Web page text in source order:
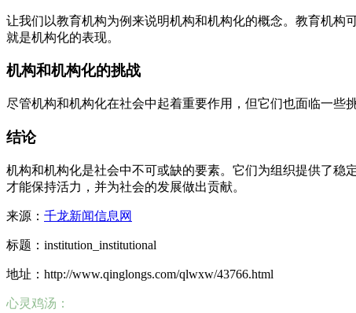
让我们以教育机构为例来说明机构和机构化的概念。教育机
就是机构化的表现。
机构和机构化的挑战
尽管机构和机构化在社会中起着重要作用，但它们也面临一些
结论
机构和机构化是社会中不可或缺的要素。它们为组织提供了稳
才能保持活力，并为社会的发展做出贡献。
来源： 千龙新闻信息网
标题：institution_institutional
地址：http://www.qinglongs.com/qlwxw/43766.html
心灵鸡汤：